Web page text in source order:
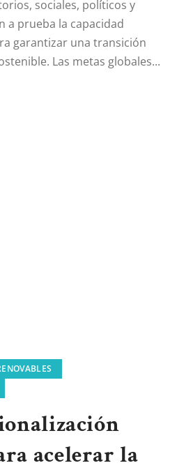
sociales, políticos y
a prueba la capacidad
garantizar una transición
Las metas globales...
acelerar la